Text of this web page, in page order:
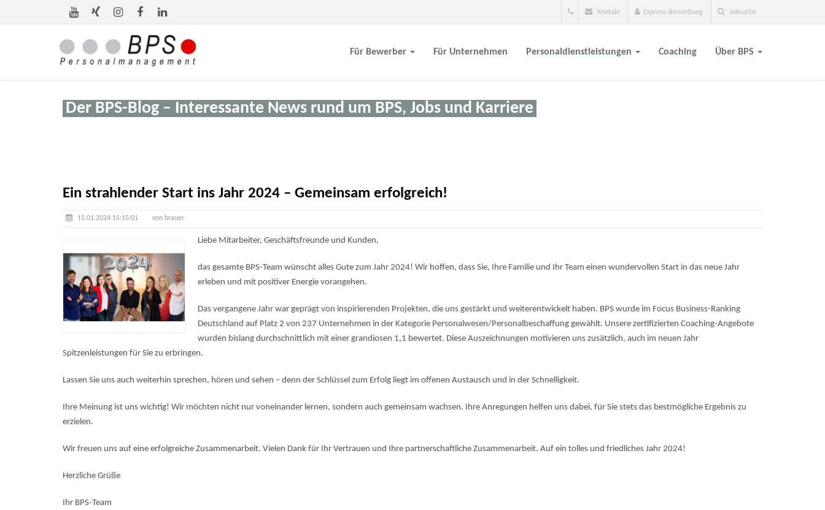
Kontakt Express-Bewerbung Jobsuche
Für Bewerber Für Unternehmen Personaldienstleistungen Coaching Über BPS
Der BPS-Blog – Interessante News rund um BPS, Jobs und Karriere
Ein strahlender Start ins Jahr 2024 – Gemeinsam erfolgreich!
15.01.2024 15:15:01 von brauer
Liebe Mitarbeiter, Geschäftsfreunde und Kunden,
das gesamte BPS-Team wünscht alles Gute zum Jahr 2024! Wir hoffen, dass Sie, Ihre Familie und Ihr Team einen wundervollen Start in das neue Jahr
erleben und mit positiver Energie vorangehen.
Das vergangene Jahr war geprägt von inspirierenden Projekten, die uns gestärkt und weiterentwickelt haben. BPS wurde im Focus Business-Ranking
Deutschland auf Platz 2 von 237 Unternehmen in der Kategorie Personalwesen/Personalbeschaffung gewählt. Unsere zertifizierten Coaching-Angebote
wurden bislang durchschnittlich mit einer grandiosen 1,1 bewertet. Diese Auszeichnungen motivieren uns zusätzlich, auch im neuen Jahr
Spitzenleistungen für Sie zu erbringen.
Lassen Sie uns auch weiterhin sprechen, hören und sehen – denn der Schlüssel zum Erfolg liegt im offenen Austausch und in der Schnelligkeit.
Ihre Meinung ist uns wichtig! Wir möchten nicht nur voneinander lernen, sondern auch gemeinsam wachsen. Ihre Anregungen helfen uns dabei, für Sie stets das bestmögliche Ergebnis zu
erzielen.
Wir freuen uns auf eine erfolgreiche Zusammenarbeit. Vielen Dank für Ihr Vertrauen und Ihre partnerschaftliche Zusammenarbeit. Auf ein tolles und friedliches Jahr 2024!
Herzliche Grüße
Ihr BPS-Team